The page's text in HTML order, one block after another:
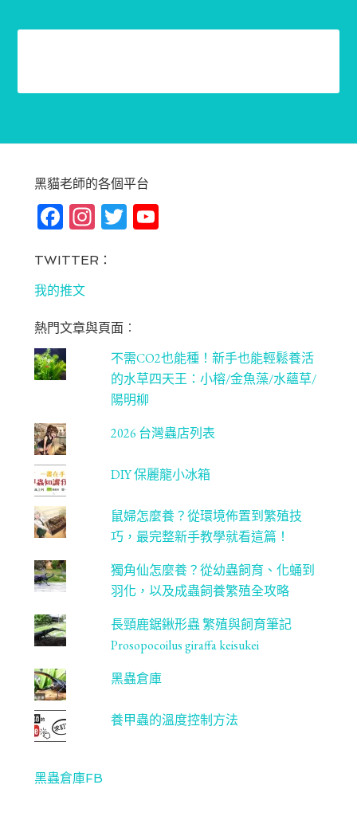
黑貓老師的各個平台
Fa
bo
ok
In
ag
m
T Yo
C
ha
n
ne
l
TWITTER：
我的推文
熱門文章與頁面︰
不需CO2也能種！新手也能輕鬆養活
的水草四天王：小榕/金魚藻/水蘊草/
陽明柳
2026 台灣蟲店列表
DIY 保麗龍小冰箱
鼠婦怎麼養？從環境佈置到繁殖技
巧，最完整新手教學就看這篇！
獨角仙怎麼養？從幼蟲飼育、化蛹到
羽化，以及成蟲飼養繁殖全攻略
長頸鹿鋸鍬形蟲 繁殖與飼育筆記
Prosopocoilus giraffa keisukei
黑蟲倉庫
養甲蟲的溫度控制方法
黑蟲倉庫FB